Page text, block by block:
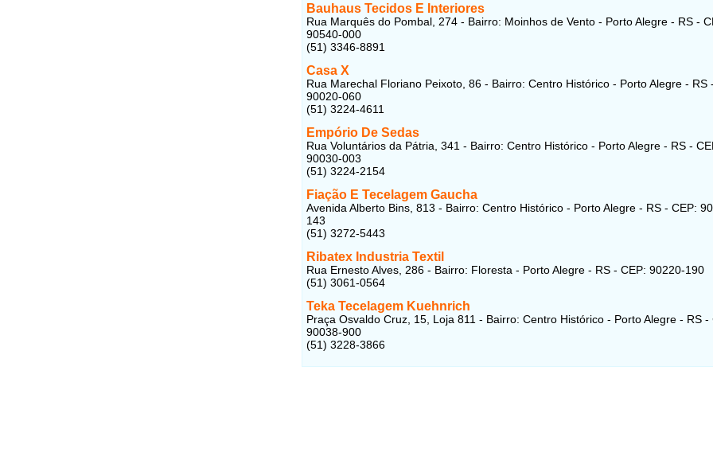
Bauhaus Tecidos E Interiores
Rua Marquês do Pombal, 274 - Bairro: Moinhos de Vento - Porto Alegre - RS -
90540-000
(51) 3346-8891
Casa X
Rua Marechal Floriano Peixoto, 86 - Bairro: Centro Histórico - Porto Alegre - RS
90020-060
(51) 3224-4611
Empório De Sedas
Rua Voluntários da Pátria, 341 - Bairro: Centro Histórico - Porto Alegre - RS -
90030-003
(51) 3224-2154
Fiação E Tecelagem Gaucha
Avenida Alberto Bins, 813 - Bairro: Centro Histórico - Porto Alegre - RS - CEP:
143
(51) 3272-5443
Ribatex Industria Textil
Rua Ernesto Alves, 286 - Bairro: Floresta - Porto Alegre - RS - CEP: 90220-190
(51) 3061-0564
Teka Tecelagem Kuehnrich
Praça Osvaldo Cruz, 15, Loja 811 - Bairro: Centro Histórico - Porto Alegre - RS -
90038-900
(51) 3228-3866